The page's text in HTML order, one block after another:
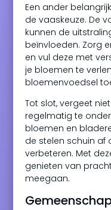
Een ander
de vaaskeuze. De
kunnen de
beïnvloeden. Zorg
en vul deze met
je bloemen te
bloemenvoedsel
Tot slot, vergeet
regelmatig te
bloemen en
de stelen schuin
verbeteren. Met
genieten van
meegaan.